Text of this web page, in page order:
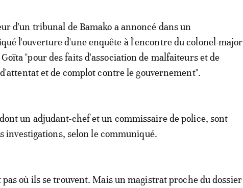
d'un tribunal de Bamako a annoncé dans un
l'ouverture d'une enquête à l'encontre du colonel-major
"pour des faits d'association de malfaiteurs et de
et de complot contre le gouvernement".
un adjudant-chef et un commissaire de police, sont
investigations, selon le communiqué.
où ils se trouvent. Mais un magistrat proche du dossier